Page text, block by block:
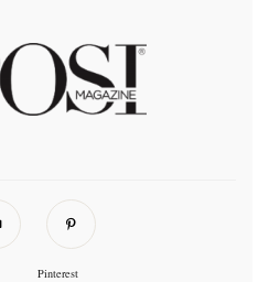
Pinterest